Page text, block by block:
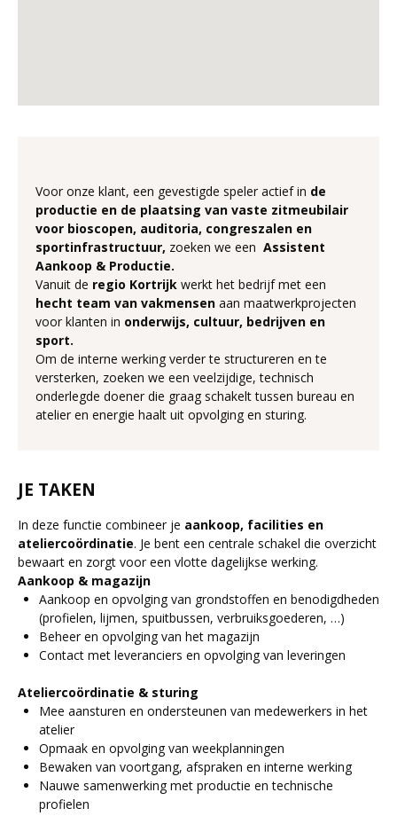
Voor onze klant, een gevestigde speler actief in de
productie en de plaatsing van vaste zitmeubilair
voor bioscopen, auditoria, congreszalen en
sportinfrastructuur, zoeken we een Assistent
Aankoop & Productie.
Vanuit de regio Kortrijk werkt het bedrijf met een
hecht team van vakmensen aan maatwerkprojecten
voor klanten in onderwijs, cultuur, bedrijven en
sport.
Om de interne werking verder te structureren en te
versterken, zoeken we een veelzijdige, technisch
onderlegde doener die graag schakelt tussen bureau en
atelier en energie haalt uit opvolging en sturing.
JE TAKEN
In deze functie combineer je aankoop, facilities en
ateliercoördinatie. Je bent een centrale schakel die overzicht
bewaart en zorgt voor een vlotte dagelijkse werking.
Aankoop & magazijn
Aankoop en opvolging van grondstoffen en benodigdheden
(profielen, lijmen, spuitbussen, verbruiksgoederen, …)
Beheer en opvolging van het magazijn
Contact met leveranciers en opvolging van leveringen
Ateliercoördinatie & sturing
Mee aansturen en ondersteunen van medewerkers in het
atelier
Opmaak en opvolging van weekplanningen
Bewaken van voortgang, afspraken en interne werking
Nauwe samenwerking met productie en technische
profielen